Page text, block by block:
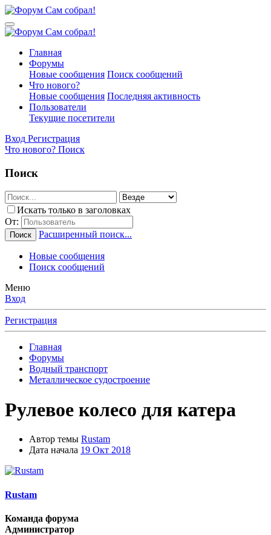
Главная
Форумы
Новые сообщения Поиск сообщений
Что нового?
Новые сообщения Последняя активность
Пользователи
Текущие посетители
Вход Регистрация
Что нового? Поиск
Поиск
Искать только в заголовках
От:
Поиск Расширенный поиск...
Новые сообщения
Поиск сообщений
Меню
Вход
Регистрация
Главная
Форумы
Водный транспорт
Металлическое судостроение
Рулевое колесо для катера
Автор темы Rustam
Дата начала 19 Окт 2018
Rustam
Команда форума
Администратор